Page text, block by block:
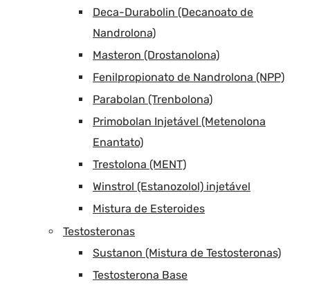
Deca-Durabolin (Decanoato de
Nandrolona)
Masteron (Drostanolona)
Fenilpropionato de Nandrolona (NPP)
Parabolan (Trenbolona)
Primobolan Injetável (Metenolona
Enantato)
Trestolona (MENT)
Winstrol (Estanozolol) injetável
Mistura de Esteroides
Testosteronas
Sustanon (Mistura de Testosteronas)
Testosterona Base